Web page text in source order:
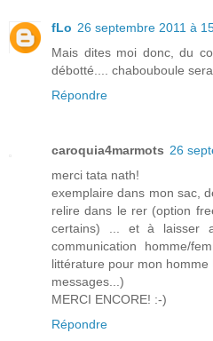
fLo 26 septembre 2011 à
Mais dites moi donc, du
débotté.... chabouboule
Répondre
caroquia4marmots 26
merci tata nath!
exemplaire dans mon sac,
relire dans le rer (option
certains) ... et à laisser
communication homme/
littérature pour mon
messages...)
MERCI ENCORE! :-)
Répondre